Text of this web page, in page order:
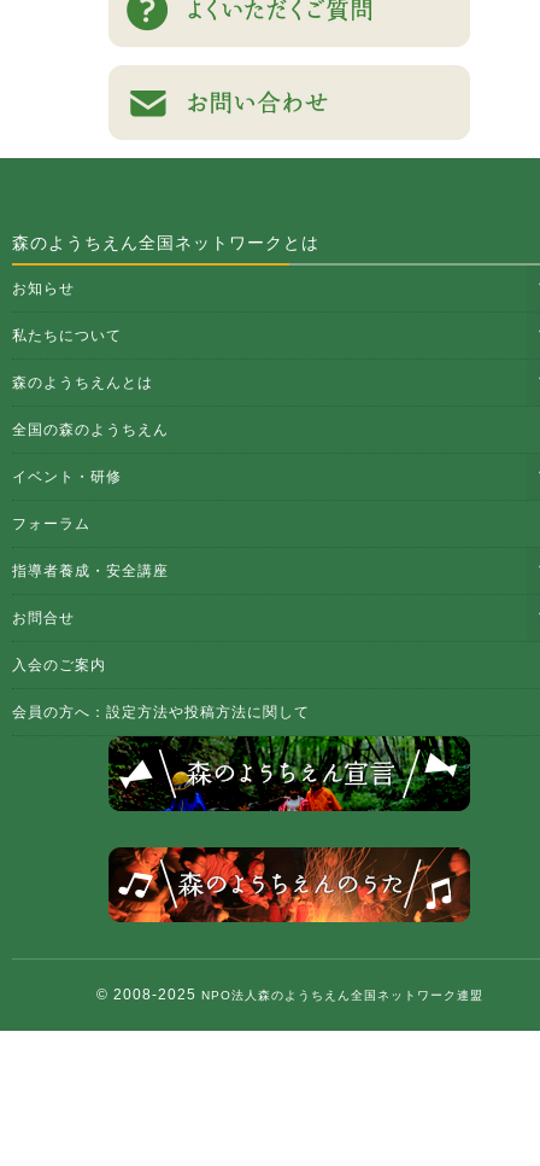
森のようちえん全国ネットワークとは
お知らせ
私たちについて
森のようちえんとは
全国の森のようちえん
イベント・研修
フォーラム
指導者養成・安全講座
お問合せ
入会のご案内
会員の方へ：設定方法や投稿方法に関して
© 2008-2025 NPO法人森のようちえん全国ネットワーク連盟